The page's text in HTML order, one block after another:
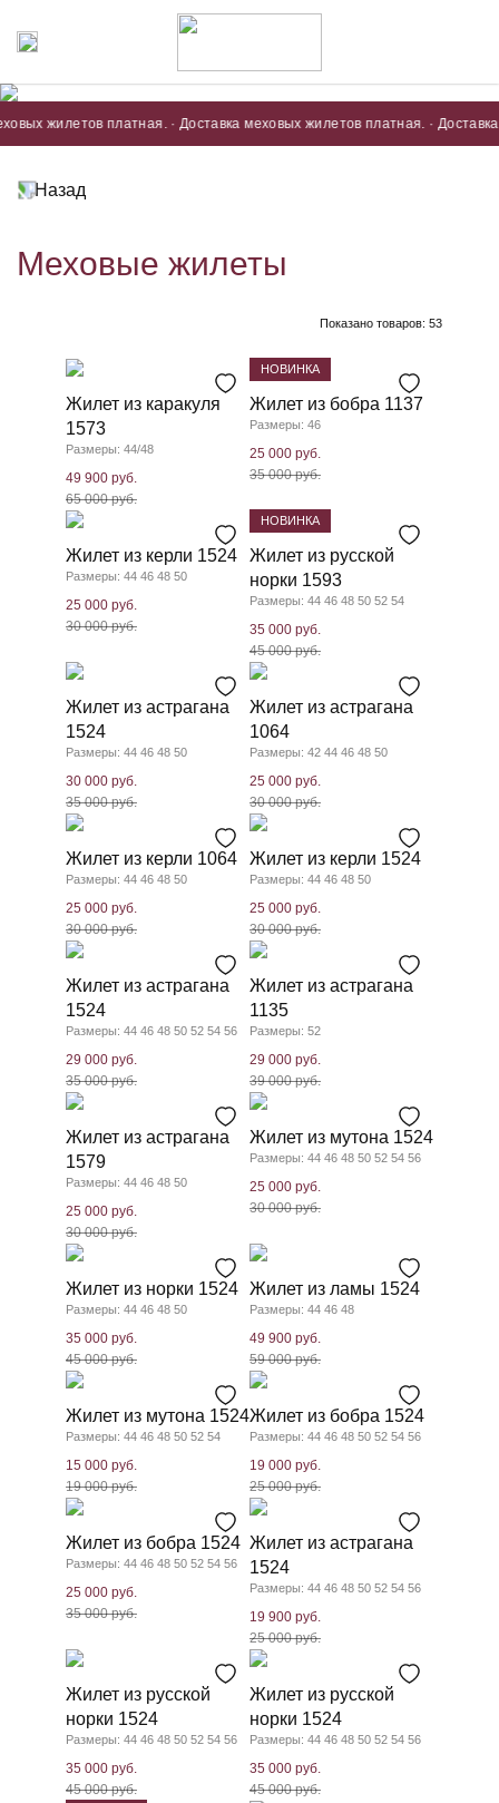
жилетов платная. · Доставка меховых жилетов платная. · Доставка
Назад
Меховые жилеты
Показано товаров: 53
Жилет из каракуля
1573
Размеры: 44/48
49 900 руб.
65 000 руб.
НОВИНКА
Жилет из бобра 1137
Размеры: 46
25 000 руб.
35 000 руб.
Жилет из керли 1524
Размеры: 44 46 48 50
25 000 руб.
30 000 руб.
НОВИНКА
Жилет из русской
норки 1593
Размеры: 44 46 48 50 52 54
35 000 руб.
45 000 руб.
Жилет из астрагана
1524
Размеры: 44 46 48 50
30 000 руб.
35 000 руб.
Жилет из астрагана
1064
Размеры: 42 44 46 48 50
25 000 руб.
30 000 руб.
Жилет из керли 1064
Размеры: 44 46 48 50
25 000 руб.
30 000 руб.
Жилет из керли 1524
Размеры: 44 46 48 50
25 000 руб.
30 000 руб.
Жилет из астрагана
1524
Размеры: 44 46 48 50 52 54 56
29 000 руб.
35 000 руб.
Жилет из астрагана
1135
Размеры: 52
29 000 руб.
39 000 руб.
Жилет из астрагана
1579
Размеры: 44 46 48 50
25 000 руб.
30 000 руб.
Жилет из мутона 1524
Размеры: 44 46 48 50 52 54 56
25 000 руб.
30 000 руб.
Жилет из норки 1524
Размеры: 44 46 48 50
35 000 руб.
45 000 руб.
Жилет из ламы 1524
Размеры: 44 46 48
49 900 руб.
59 000 руб.
Жилет из мутона 1524
Размеры: 44 46 48 50 52 54
15 000 руб.
19 000 руб.
Жилет из бобра 1524
Размеры: 44 46 48 50 52 54 56
19 000 руб.
25 000 руб.
Жилет из бобра 1524
Размеры: 44 46 48 50 52 54 56
25 000 руб.
35 000 руб.
Жилет из астрагана
1524
Размеры: 44 46 48 50 52 54 56
19 900 руб.
25 000 руб.
Жилет из русской
норки 1524
Размеры: 44 46 48 50 52 54 56
35 000 руб.
45 000 руб.
Жилет из русской
норки 1524
Размеры: 44 46 48 50 52 54 56
35 000 руб.
45 000 руб.